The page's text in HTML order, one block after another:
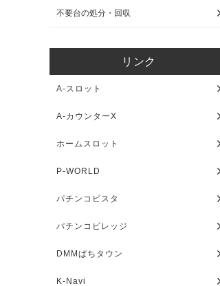
不要台の処分・回収
リンク
A-スロット
A-カウンターX
ホームスロット
P-WORLD
パチンコビスタ
パチンコビレッジ
DMMぱちタウン
K-Navi